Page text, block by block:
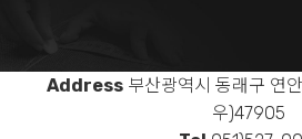
Address 부산광역시 동래구 연
우)47905